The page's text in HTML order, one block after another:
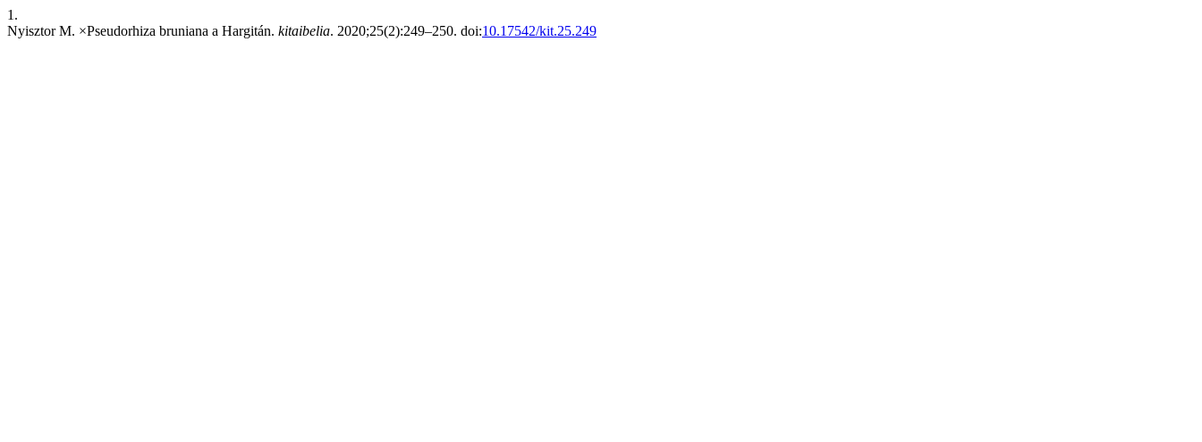
1.
Nyisztor M. ×Pseudorhiza bruniana a Hargitán. kitaibelia. 2020;25(2):249–250. doi:10.17542/kit.25.249